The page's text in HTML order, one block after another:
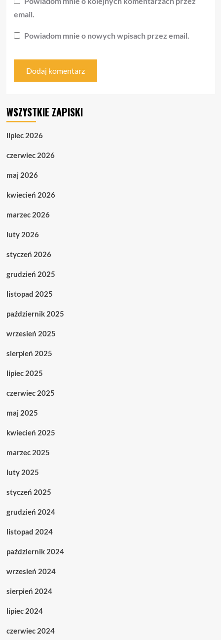
email.
Powiadom mnie o nowych wpisach przez email.
WSZYSTKIE ZAPISKI
lipiec 2026
czerwiec 2026
maj 2026
kwiecień 2026
marzec 2026
luty 2026
styczeń 2026
grudzień 2025
listopad 2025
październik 2025
wrzesień 2025
sierpień 2025
lipiec 2025
czerwiec 2025
maj 2025
kwiecień 2025
marzec 2025
luty 2025
styczeń 2025
grudzień 2024
listopad 2024
październik 2024
wrzesień 2024
sierpień 2024
lipiec 2024
czerwiec 2024